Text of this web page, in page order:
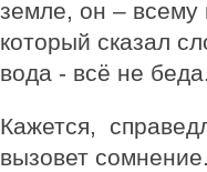
земле, он – всему
который сказал
вода - всё не беда.
Кажется,
вызовет